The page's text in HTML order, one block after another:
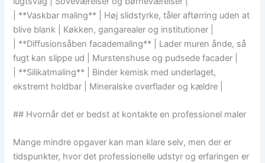
| **Vaskbar maling** | Høj slidstyrke, tåler aftørring uden at
blive blank | Køkken, gangarealer og institutioner |
| **Diffusionsåben facademaling** | Lader muren ånde, så
fugt kan slippe ud | Murstenshuse og pudsede facader |
| **Silikatmaling** | Binder kemisk med underlaget,
ekstremt holdbar | Mineralske overflader og kældre |
## Hvornår det er bedst at kontakte en professionel maler
Mange mindre opgaver kan man klare selv, men der er
tidspunkter, hvor det professionelle udstyr og erfaringen er